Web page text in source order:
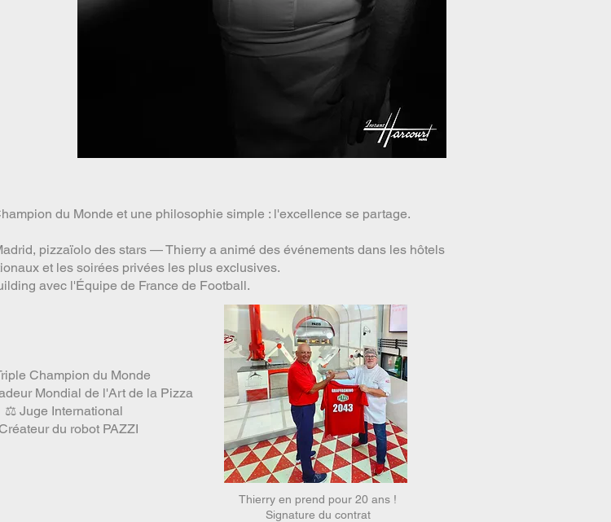
du Monde et une philosophie simple : l'excellence se partage.
pizzaïolo des stars — Thierry a animé des événements dans les hôtels
et les soirées privées les plus exclusives.
avec l'Équipe de France de Football.
Champion du Monde
Mondial de l'Art de la Pizza
⚖️ Juge International
du robot PAZZI
Thierry en prend pour 20 ans !
Signature du contrat